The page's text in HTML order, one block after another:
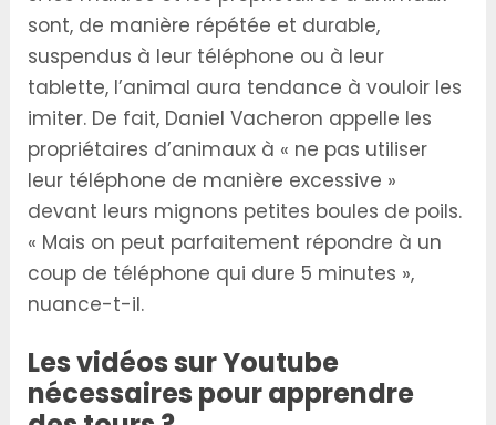
sont, de manière répétée et durable,
suspendus à leur téléphone ou à leur
tablette, l’animal aura tendance à vouloir les
imiter. De fait, Daniel Vacheron appelle les
propriétaires d’animaux à « ne pas utiliser
leur téléphone de manière excessive »
devant leurs mignons petites boules de poils.
« Mais on peut parfaitement répondre à un
coup de téléphone qui dure 5 minutes »,
nuance-t-il.
Les vidéos sur Youtube
nécessaires pour apprendre